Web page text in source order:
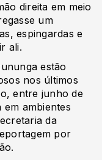
direita em meio
um
espingardas e
ali.
estão
nos últimos
entre junho de
em ambientes
da
por